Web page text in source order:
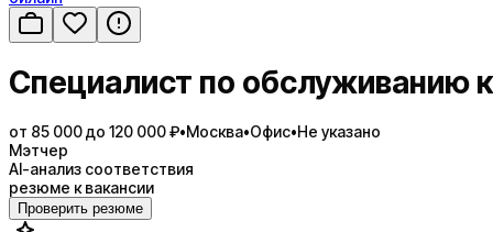
Специалист по обслуживанию
от 85 000 до 120 000 ₽•Москва•Офис•Не указано
Мэтчер
AI-анализ соответствия
резюме к вакансии
Проверить резюме